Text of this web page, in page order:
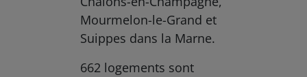
Mourmelon-le-Grand et
Suippes dans la Marne.
662 logements sont